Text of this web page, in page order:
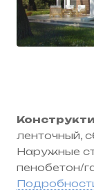
ленточный,
Наружные
пенобетон/
Межэтажные